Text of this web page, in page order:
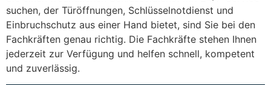
suchen, der Türöffnungen, Schlüsselnotdienst und
Einbruchschutz aus einer Hand bietet, sind Sie bei den
Fachkräften genau richtig. Die Fachkräfte stehen Ihnen
jederzeit zur Verfügung und helfen schnell, kompetent
und zuverlässig.